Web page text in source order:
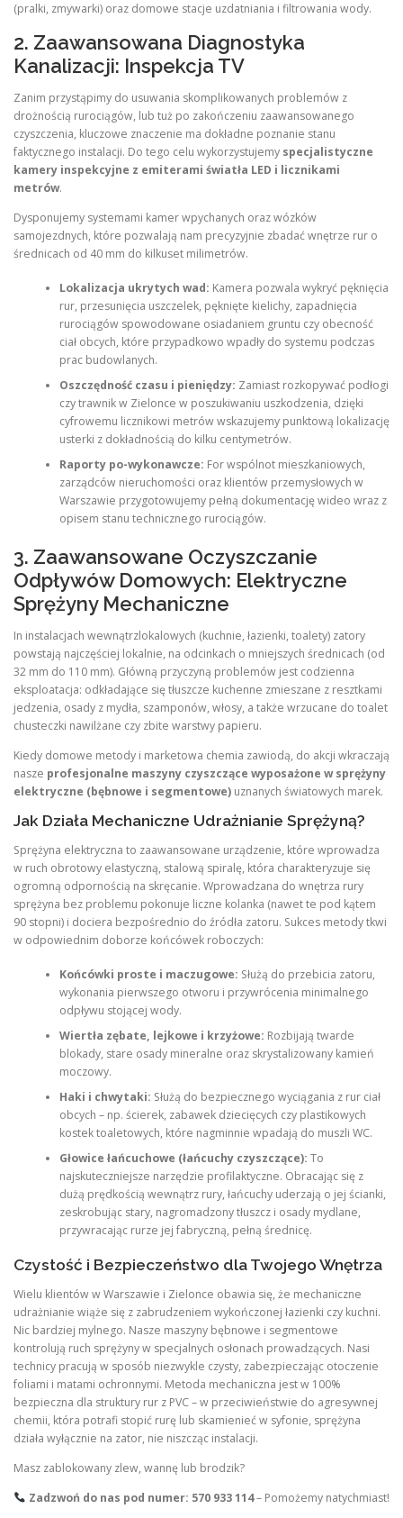
(pralki, zmywarki) oraz domowe stacje uzdatniania i filtrowania wody.
2. Zaawansowana Diagnostyka
Kanalizacji: Inspekcja TV
Zanim przystąpimy do usuwania skomplikowanych problemów z
drożnością rurociągów, lub tuż po zakończeniu zaawansowanego
czyszczenia, kluczowe znaczenie ma dokładne poznanie stanu
faktycznego instalacji. Do tego celu wykorzystujemy specjalistyczne
kamery inspekcyjne z emiterami światła LED i licznikami
metrów.
Dysponujemy systemami kamer wpychanych oraz wózków
samojezdnych, które pozwalają nam precyzyjnie zbadać wnętrze rur o
średnicach od 40 mm do kilkuset milimetrów.
Lokalizacja ukrytych wad: Kamera pozwala wykryć pęknięcia
rur, przesunięcia uszczelek, pęknięte kielichy, zapadnięcia
rurociągów spowodowane osiadaniem gruntu czy obecność
ciał obcych, które przypadkowo wpadły do systemu podczas
prac budowlanych.
Oszczędność czasu i pieniędzy: Zamiast rozkopywać podłogi
czy trawnik w Zielonce w poszukiwaniu uszkodzenia, dzięki
cyfrowemu licznikowi metrów wskazujemy punktową lokalizację
usterki z dokładnością do kilku centymetrów.
Raporty po-wykonawcze: For wspólnot mieszkaniowych,
zarządców nieruchomości oraz klientów przemysłowych w
Warszawie przygotowujemy pełną dokumentację wideo wraz z
opisem stanu technicznego rurociągów.
3. Zaawansowane Oczyszczanie
Odpływów Domowych: Elektryczne
Sprężyny Mechaniczne
In instalacjach wewnątrzlokalowych (kuchnie, łazienki, toalety) zatory
powstają najczęściej lokalnie, na odcinkach o mniejszych średnicach (od
32 mm do 110 mm). Główną przyczyną problemów jest codzienna
eksploatacja: odkładające się tłuszcze kuchenne zmieszane z resztkami
jedzenia, osady z mydła, szamponów, włosy, a także wrzucane do toalet
chusteczki nawilżane czy zbite warstwy papieru.
Kiedy domowe metody i marketowa chemia zawiodą, do akcji wkraczają
nasze profesjonalne maszyny czyszczące wyposażone w sprężyny
elektryczne (bębnowe i segmentowe) uznanych światowych marek.
Jak Działa Mechaniczne Udrażnianie Sprężyną?
Sprężyna elektryczna to zaawansowane urządzenie, które wprowadza
w ruch obrotowy elastyczną, stalową spiralę, która charakteryzuje się
ogromną odpornością na skręcanie. Wprowadzana do wnętrza rury
sprężyna bez problemu pokonuje liczne kolanka (nawet te pod kątem
90 stopni) i dociera bezpośrednio do źródła zatoru. Sukces metody tkwi
w odpowiednim doborze końcówek roboczych:
Końcówki proste i maczugowe: Służą do przebicia zatoru,
wykonania pierwszego otworu i przywrócenia minimalnego
odpływu stojącej wody.
Wiertła zębate, lejkowe i krzyżowe: Rozbijają twarde
blokady, stare osady mineralne oraz skrystalizowany kamień
moczowy.
Haki i chwytaki: Służą do bezpiecznego wyciągania z rur ciał
obcych – np. ścierek, zabawek dziecięcych czy plastikowych
kostek toaletowych, które nagminnie wpadają do muszli WC.
Głowice łańcuchowe (łańcuchy czyszczące): To
najskuteczniejsze narzędzie profilaktyczne. Obracając się z
dużą prędkością wewnątrz rury, łańcuchy uderzają o jej ścianki,
zeskrobując stary, nagromadzony tłuszcz i osady mydlane,
przywracając rurze jej fabryczną, pełną średnicę.
Czystość i Bezpieczeństwo dla Twojego Wnętrza
Wielu klientów w Warszawie i Zielonce obawia się, że mechaniczne
udrażnianie wiąże się z zabrudzeniem wykończonej łazienki czy kuchni.
Nic bardziej mylnego. Nasze maszyny bębnowe i segmentowe
kontrolują ruch sprężyny w specjalnych osłonach prowadzących. Nasi
technicy pracują w sposób niezwykle czysty, zabezpieczając otoczenie
foliami i matami ochronnymi. Metoda mechaniczna jest w 100%
bezpieczna dla struktury rur z PVC – w przeciwieństwie do agresywnej
chemii, która potrafi stopić rurę lub skamienieć w syfonie, sprężyna
działa wyłącznie na zator, nie niszcząc instalacji.
Masz zablokowany zlew, wannę lub brodzik?
Zadzwoń do nas pod numer: 570 933 114– Pomożemy natychmiast!